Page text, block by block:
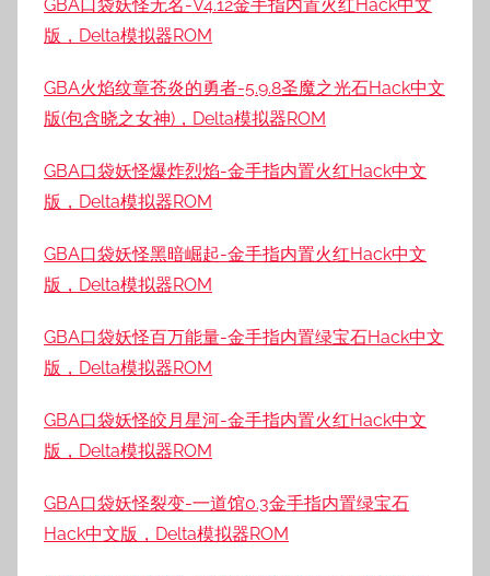
GBA口袋妖怪无名-V4.12金手指内置火红Hack中文
版，Delta模拟器ROM
GBA火焰纹章苍炎的勇者-5.9.8圣魔之光石Hack中文
版(包含晓之女神)，Delta模拟器ROM
GBA口袋妖怪爆炸烈焰-金手指内置火红Hack中文
版，Delta模拟器ROM
GBA口袋妖怪黑暗崛起-金手指内置火红Hack中文
版，Delta模拟器ROM
GBA口袋妖怪百万能量-金手指内置绿宝石Hack中文
版，Delta模拟器ROM
GBA口袋妖怪皎月星河-金手指内置火红Hack中文
版，Delta模拟器ROM
GBA口袋妖怪裂变-一道馆0.3金手指内置绿宝石
Hack中文版，Delta模拟器ROM